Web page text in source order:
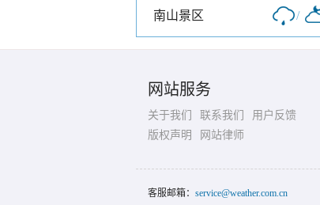
南山景区 /
网站服务
关于我们 联系我们
用户反馈
版权声明
网站律师
客服邮箱： service@weather.com.cn